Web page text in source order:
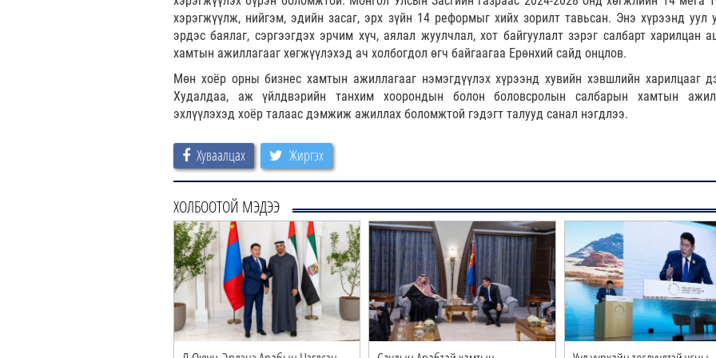
хэрэгжүүлж, нийгэм, эдийн засаг, эрх зүйн 14 реформыг хийх зорилт тавьсан. Энэ хүрээнд уул
эрдэс баялаг, сэргээгдэх эрчим хүч, аялал жуулчлал, хот байгуулалт зэрэг салбарт харилцан
хамтын ажиллагааг хөгжүүлэхэд ач холбогдол өгч байгаагаа Ерөнхий сайд онцлов.
Мөн хоёр орны бизнес хамтын ажиллагааг нэмэгдүүлэх хүрээнд хувийн хэвшлийн харилцааг
Худалдаа, аж үйлдвэрийн танхим хоорондын болон боловсролын салбарын хамтын
эхлүүлэхэд хоёр талаас дэмжиж ажиллах боломжтой гэдэгт талууд санал нэгдлээ.
Хуваалцах Жиргэх
ХОЛБООТОЙ МЭДЭЭ